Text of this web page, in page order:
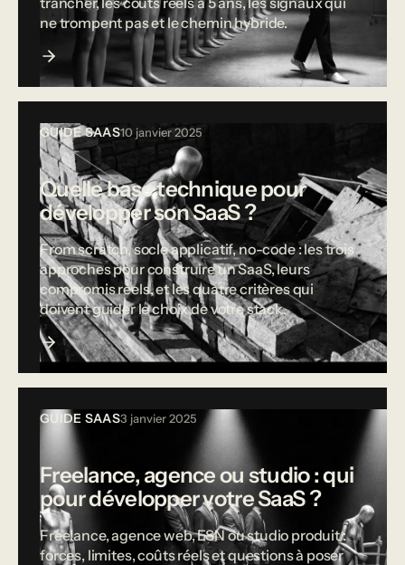
ne trompent pas et le chemin hybride.
GUIDE SAAS10 janvier 2025
Quelle base technique pour
développer son SaaS ?
From scratch, socle applicatif, no-code : les trois
approches pour construire un SaaS, leurs
compromis réels, et les quatre critères qui
doivent guider le choix de votre stack.
GUIDE SAAS3 janvier 2025
Freelance, agence ou studio : qui
pour développer votre SaaS ?
Freelance, agence web, ESN ou studio produit :
forces, limites, coûts réels et questions à poser